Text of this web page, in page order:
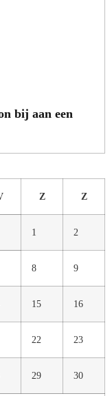
bij aan een
Z Z
1 2
8 9
15 16
22 23
29 30